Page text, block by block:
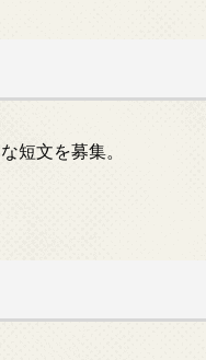
短文を募集。